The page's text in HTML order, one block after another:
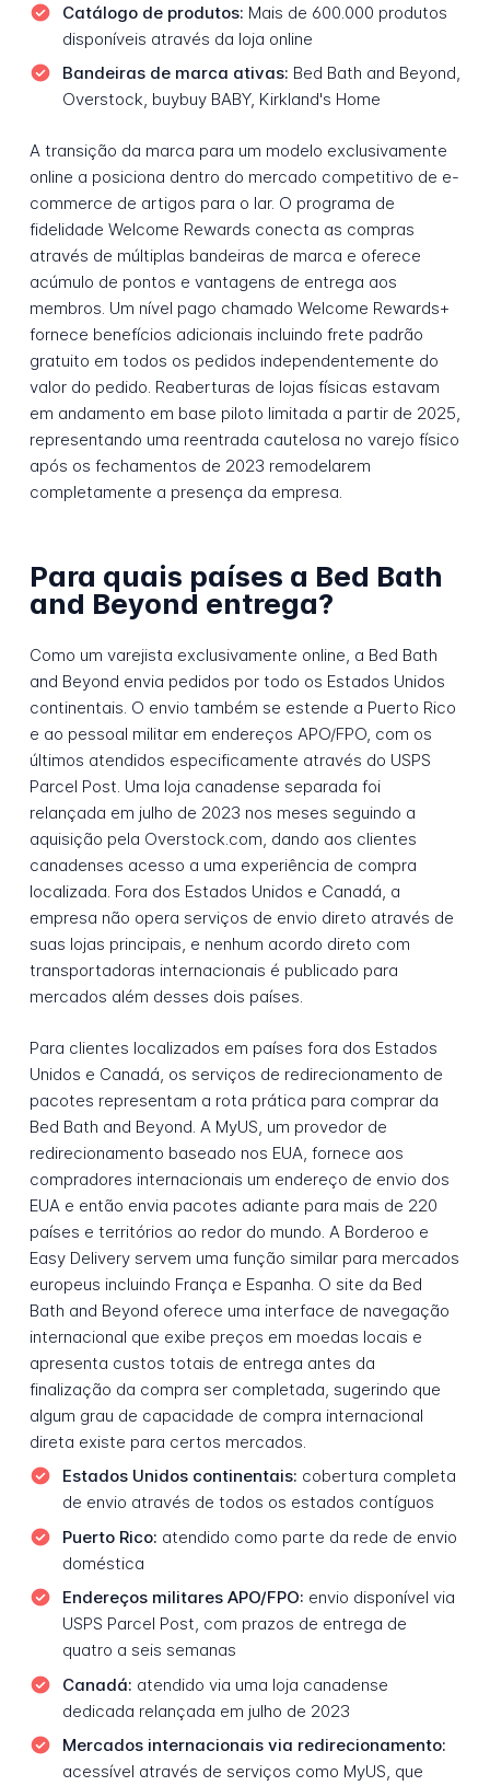
Catálogo de produtos: Mais de 600.000 produtos
disponíveis através da loja online
Bandeiras de marca ativas: Bed Bath and Beyond,
Overstock, buybuy BABY, Kirkland's Home
A transição da marca para um modelo exclusivamente
online a posiciona dentro do mercado competitivo de e-
commerce de artigos para o lar. O programa de
fidelidade Welcome Rewards conecta as compras
através de múltiplas bandeiras de marca e oferece
acúmulo de pontos e vantagens de entrega aos
membros. Um nível pago chamado Welcome Rewards+
fornece benefícios adicionais incluindo frete padrão
gratuito em todos os pedidos independentemente do
valor do pedido. Reaberturas de lojas físicas estavam
em andamento em base piloto limitada a partir de 2025,
representando uma reentrada cautelosa no varejo físico
após os fechamentos de 2023 remodelarem
completamente a presença da empresa.
Para quais países a Bed Bath
and Beyond entrega?
Como um varejista exclusivamente online, a Bed Bath
and Beyond envia pedidos por todo os Estados Unidos
continentais. O envio também se estende a Puerto Rico
e ao pessoal militar em endereços APO/FPO, com os
últimos atendidos especificamente através do USPS
Parcel Post. Uma loja canadense separada foi
relançada em julho de 2023 nos meses seguindo a
aquisição pela Overstock.com, dando aos clientes
canadenses acesso a uma experiência de compra
localizada. Fora dos Estados Unidos e Canadá, a
empresa não opera serviços de envio direto através de
suas lojas principais, e nenhum acordo direto com
transportadoras internacionais é publicado para
mercados além desses dois países.
Para clientes localizados em países fora dos Estados
Unidos e Canadá, os serviços de redirecionamento de
pacotes representam a rota prática para comprar da
Bed Bath and Beyond. A MyUS, um provedor de
redirecionamento baseado nos EUA, fornece aos
compradores internacionais um endereço de envio dos
EUA e então envia pacotes adiante para mais de 220
países e territórios ao redor do mundo. A Borderoo e
Easy Delivery servem uma função similar para mercados
europeus incluindo França e Espanha. O site da Bed
Bath and Beyond oferece uma interface de navegação
internacional que exibe preços em moedas locais e
apresenta custos totais de entrega antes da
finalização da compra ser completada, sugerindo que
algum grau de capacidade de compra internacional
direta existe para certos mercados.
Estados Unidos continentais: cobertura completa
de envio através de todos os estados contíguos
Puerto Rico: atendido como parte da rede de envio
doméstica
Endereços militares APO/FPO: envio disponível via
USPS Parcel Post, com prazos de entrega de
quatro a seis semanas
Canadá: atendido via uma loja canadense
dedicada relançada em julho de 2023
Mercados internacionais via redirecionamento:
acessível através de serviços como MyUS, que